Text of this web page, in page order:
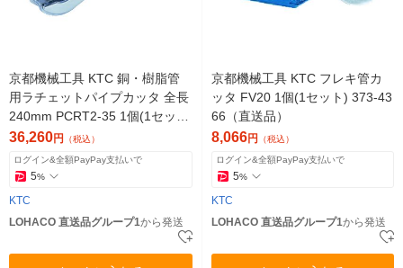
京都機械工具 KTC 銅・樹脂管
用ラチェットパイプカッタ 全長
240mm PCRT2-35 1個(1セッ
ト) 308-0846（直送品）
36,260円 （税込）
ログイン&全額PayPay支払いで
5%
KTC
LOHACO 直送品グループ1から発送
京都機械工具 KTC フレキ管カ
ッタ FV20 1個(1セット) 373-43
66（直送品）
8,066円 （税込）
ログイン&全額PayPay支払いで
5%
KTC
LOHACO 直送品グループ1から発送